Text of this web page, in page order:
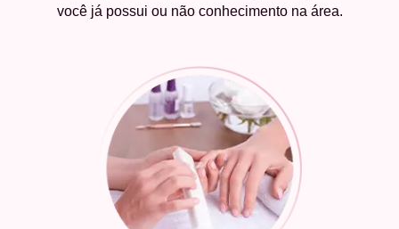
você já possui ou não conhecimento na área.